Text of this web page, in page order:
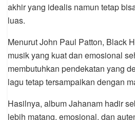
akhir yang idealis namun tetap
luas.
Menurut John Paul Patton, Black
musik yang kuat dan emosional
membutuhkan pendekatan yang
lagu tetap tersampaikan dengan
Hasilnya, album Jahanam hadir
lebih matang, emosional, dan